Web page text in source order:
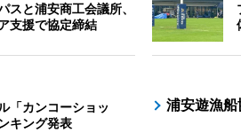
スと浦安商工会議所、
支援で協定締結
「カンコーショッ
キング発表
浦安遊漁